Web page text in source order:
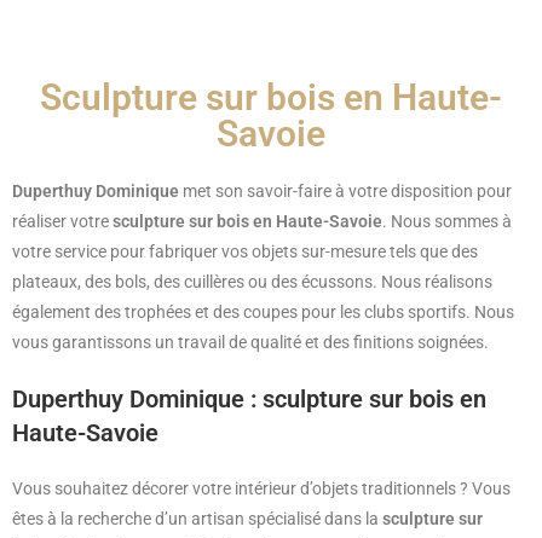
Sculpture sur bois en Haute-
Savoie
Duperthuy Dominique met son savoir-faire à votre disposition pour
réaliser votresculpture sur bois en Haute-Savoie. Nous sommes à
votre service pour fabriquer vos objets sur-mesure tels que des
plateaux, des bols, des cuillères ou des écussons. Nous réalisons
également des trophées et des coupes pour les clubs sportifs. Nous
vous garantissons un travail de qualité et des finitions soignées.
Duperthuy Dominique : sculpture sur bois en
Haute-Savoie
Vous souhaitez décorer votre intérieur d’objets traditionnels ? Vous
êtes à la recherche d’un artisan spécialisé dans la sculpture sur